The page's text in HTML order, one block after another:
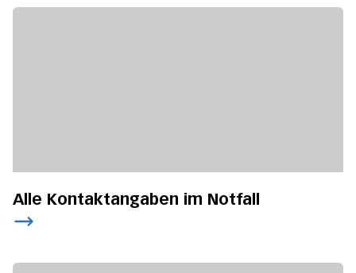
Alle Kontaktangaben im Notfall